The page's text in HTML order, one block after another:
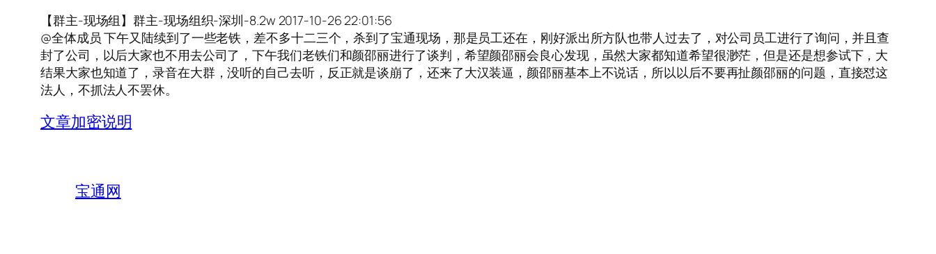
【群主-现场组】群主-现场组织-深圳-8.2w 2017-10-26 22:01:56
@全体成员 下午又陆续到了一些老铁，差不多十二三个，杀到了宝通现场，那是员工还在，刚好派出所方队也带人过去了，对公司员工进行了询问，并且查
封了公司，以后大家也不用去公司了，下午我们老铁们和颜邵丽进行了谈判，希望颜邵丽会良心发现，虽然大家都知道希望很渺茫，但是还是想参试下，大
结果大家也知道了，录音在大群，没听的自己去听，反正就是谈崩了，还来了大汉装逼，颜邵丽基本上不说话，所以以后不要再扯颜邵丽的问题，直接怼这
法人，不抓法人不罢休。
文章加密说明
宝通网